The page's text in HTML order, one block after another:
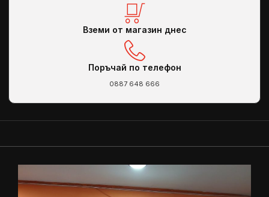
Вземи от магазин днес
Поръчай по телефон
0887 648 666